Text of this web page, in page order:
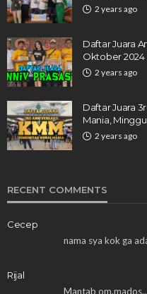
2 years ago
Daftar Juara
Oktober 2024
2 years ago
Daftar Juara
Mania,
2 years ago
RECENT COMMENTS
Cecep
nama sya kok ga
Rijal
Mantab